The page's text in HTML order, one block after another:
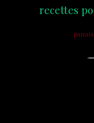
recettes
panais